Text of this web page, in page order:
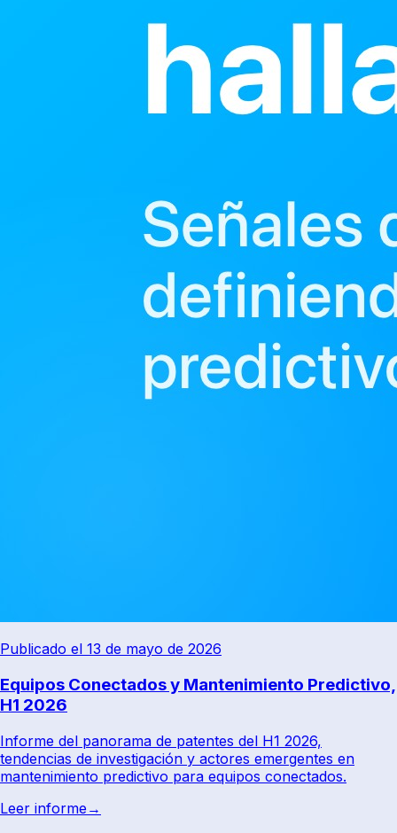
Publicado el 13 de mayo de 2026
Equipos Conectados y Mantenimiento Predictivo,
H1 2026
Informe del panorama de patentes del H1 2026,
tendencias de investigación y actores emergentes en
mantenimiento predictivo para equipos conectados.
Leer informe →